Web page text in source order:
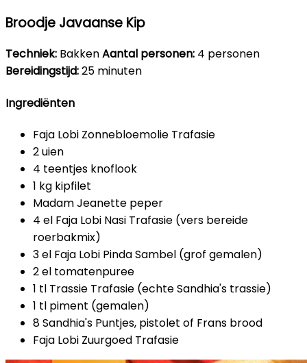
Broodje Javaanse Kip
Techniek: BakkenAantal personen: 4 personen
Bereidingstijd:25 minuten
Ingrediënten
Faja Lobi Zonnebloemolie Trafasie
2 uien
4 teentjes knoflook
1 kg kipfilet
Madam Jeanette peper
4 el Faja Lobi Nasi Trafasie (vers bereide
roerbakmix)
3 el Faja Lobi Pinda Sambel (grof gemalen)
2 el tomatenpuree
1 tl Trassie Trafasie (echte Sandhia's trassie)
1 tl piment (gemalen)
8 Sandhia's Puntjes, pistolet of Frans brood
Faja Lobi Zuurgoed Trafasie